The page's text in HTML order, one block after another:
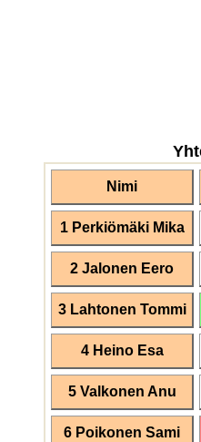
Nimi
1 Perkiömäki Mika
2 Jalonen Eero
3 Lahtonen Tommi
4 Heino Esa
5 Valkonen Anu
6 Poikonen Sami